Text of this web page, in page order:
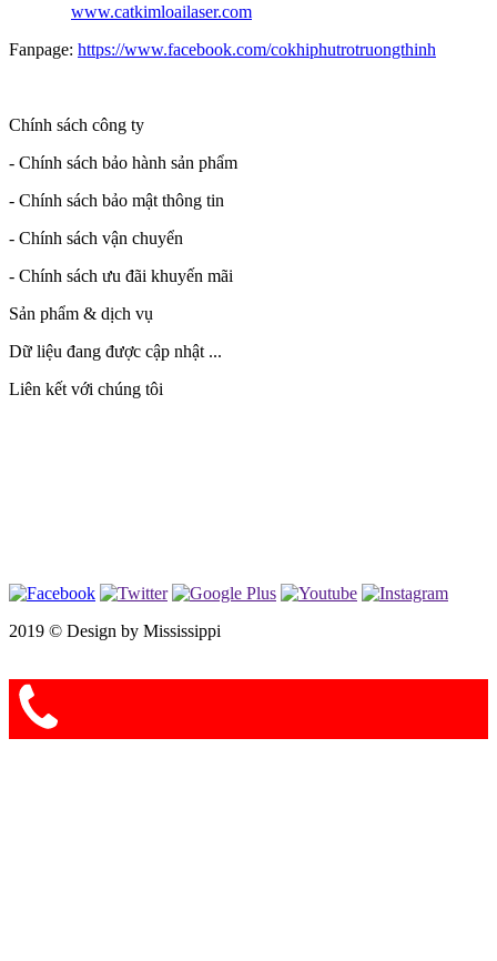
www.catkimloailaser.com
Fanpage: https://www.facebook.com/cokhiphutrotruongthinh
Chính sách công ty
- Chính sách bảo hành sản phẩm
- Chính sách bảo mật thông tin
- Chính sách vận chuyển
- Chính sách ưu đãi khuyến mãi
Sản phẩm & dịch vụ
Dữ liệu đang được cập nhật ...
Liên kết với chúng tôi
2019 © Design by Mississippi